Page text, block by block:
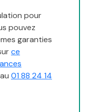
pour
pouvez
garanties
ce
01 88 24 14